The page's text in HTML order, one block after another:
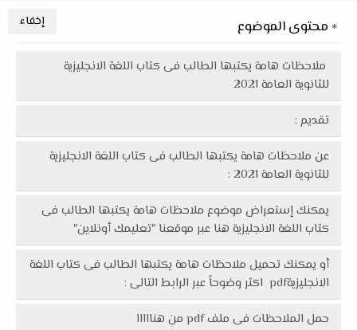
محتوى الموضوع
ملاحظات هامة يكتبها الطالب فى كتاب اللغة الانجليزية
للثانوية العامة 2021
تقديم :
عن ملاحظات هامة يكتبها الطالب فى كتاب اللغة الانجليزية
للثانوية العامة 2021 :
يمكنك إستعراض موضوع ملاحظات هامة يكتبها الطالب فى
كتاب اللغة الانجليزية هنا عبر موقعنا "تعليمك أونلاين"
أو يمكنك تحميل ملاحظات هامة يكتبها الطالب فى كتاب اللغة
الانجليزيةpdf اكثر وضوحاً عبر الرابط التالى :
حمل الملاحظات فى ملف pdf من هنااااا